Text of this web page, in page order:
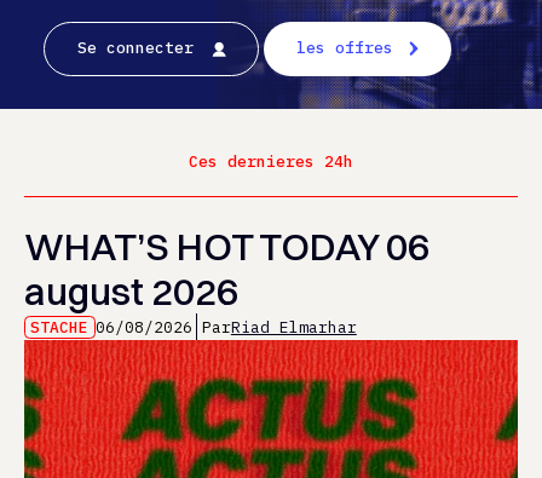
Se connecter les offres
Ces dernieres 24h
WHAT’S HOT TODAY 06
august 2026
STACHE 06/08/2026 ParRiad Elmarhar